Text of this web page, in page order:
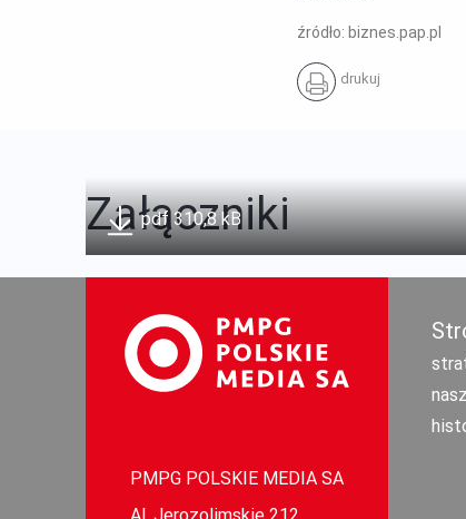
źródło: biznes.pap.pl
drukuj
Załączniki
pdf 310,8 kB
PMPG POLSKIE MEDIA SA